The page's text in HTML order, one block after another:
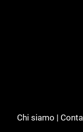
Chi siamo |